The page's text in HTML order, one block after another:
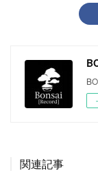
関連記事